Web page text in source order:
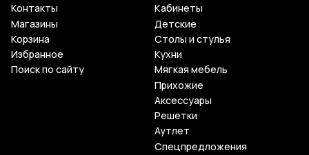
Контакты
Магазины
Корзина
Избранное
Поиск по сайту
Кабинеты
Детские
Столы и стулья
Кухни
Мягкая мебель
Прихожие
Аксессуары
Решетки
Аутлет
Спецпредложения